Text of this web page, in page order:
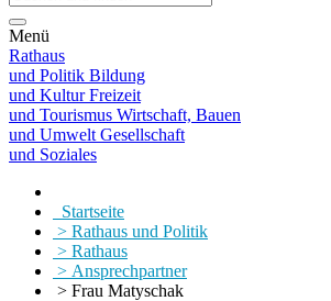
Menü
Rathaus
und Politik Bildung
und KulturFreizeit
und Tourismus Wirtschaft, Bauen
und Umwelt Gesellschaft
und Soziales
Startseite
> Rathaus und Politik
> Rathaus
> Ansprechpartner
> Frau Matyschak